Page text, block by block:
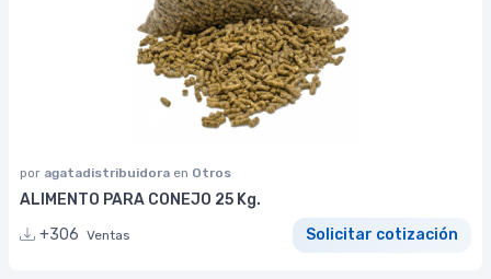
por agatadistribuidora en Otros
ALIMENTO PARA CONEJO 25 Kg.
+306 Ventas Solicitar cotización